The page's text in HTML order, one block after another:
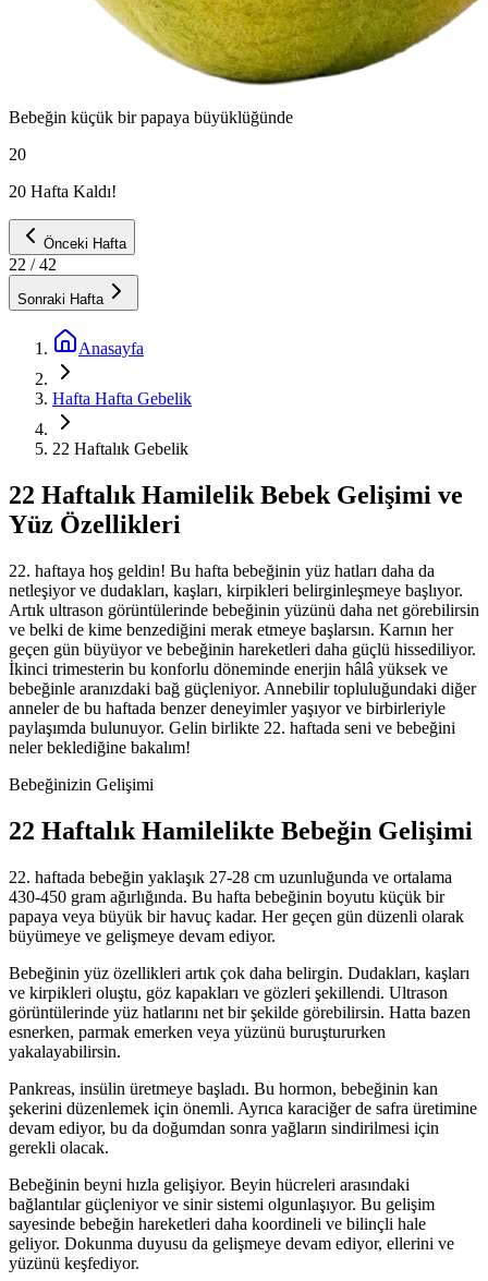
Bebeğin küçük bir papaya büyüklüğünde
20
20 Hafta Kaldı!
Önceki Hafta
22 / 42
Sonraki Hafta
Anasayfa
Hafta Hafta Gebelik
22 Haftalık Gebelik
22 Haftalık Hamilelik Bebek Gelişimi ve
Yüz Özellikleri
22. haftaya hoş geldin! Bu hafta bebeğinin yüz hatları daha da
netleşiyor ve dudakları, kaşları, kirpikleri belirginleşmeye başlıyor.
Artık ultrason görüntülerinde bebeğinin yüzünü daha net görebilirsin
ve belki de kime benzediğini merak etmeye başlarsın. Karnın her
geçen gün büyüyor ve bebeğinin hareketleri daha güçlü hissediliyor.
İkinci trimesterin bu konforlu döneminde enerjin hâlâ yüksek ve
bebeğinle aranızdaki bağ güçleniyor. Annebilir topluluğundaki diğer
anneler de bu haftada benzer deneyimler yaşıyor ve birbirleriyle
paylaşımda bulunuyor. Gelin birlikte 22. haftada seni ve bebeğini
neler beklediğine bakalım!
Bebeğinizin Gelişimi
22 Haftalık Hamilelikte Bebeğin Gelişimi
22. haftada bebeğin yaklaşık 27-28 cm uzunluğunda ve ortalama
430-450 gram ağırlığında. Bu hafta bebeğinin boyutu küçük bir
papaya veya büyük bir havuç kadar. Her geçen gün düzenli olarak
büyümeye ve gelişmeye devam ediyor.
Bebeğinin yüz özellikleri artık çok daha belirgin. Dudakları, kaşları
ve kirpikleri oluştu, göz kapakları ve gözleri şekillendi. Ultrason
görüntülerinde yüz hatlarını net bir şekilde görebilirsin. Hatta bazen
esnerken, parmak emerken veya yüzünü buruştururken
yakalayabilirsin.
Pankreas, insülin üretmeye başladı. Bu hormon, bebeğinin kan
şekerini düzenlemek için önemli. Ayrıca karaciğer de safra üretimine
devam ediyor, bu da doğumdan sonra yağların sindirilmesi için
gerekli olacak.
Bebeğinin beyni hızla gelişiyor. Beyin hücreleri arasındaki
bağlantılar güçleniyor ve sinir sistemi olgunlaşıyor. Bu gelişim
sayesinde bebeğin hareketleri daha koordineli ve bilinçli hale
geliyor. Dokunma duyusu da gelişmeye devam ediyor, ellerini ve
yüzünü keşfediyor.